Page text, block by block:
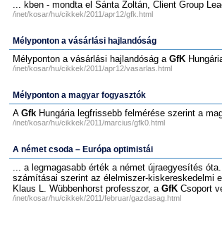
... kben - mondta el Sánta Zoltán, Client Group
/inet/kosar/hu/cikkek/2011/apr12/gfk.html
Mélyponton a vásárlási hajlandóság
Mélyponton a vásárlási hajlandóság a GfK
/inet/kosar/hu/cikkek/2011/apr12/vasarlas.html
Mélyponton a magyar fogyasztók
A Gfk Hungária legfrissebb felmérése szerint a
/inet/kosar/hu/cikkek/2011/marcius/gfk0.html
A német csoda – Európa optimistái
... a legmagasabb érték a német újraegyesítés
számításai szerint az élelmiszer-kiskereskedelmi
Klaus L. Wübbenhorst professzor, a GfK Csoport
/inet/kosar/hu/cikkek/2011/februar/gazdasag.html